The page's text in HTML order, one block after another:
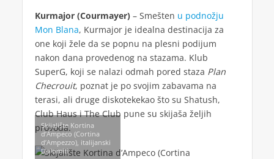
Kurmajor (Courmayer)– Smešten u podnožju
Mon Blana, Kurmajor je idealna destinacija za
one koji žele da se popnu na plesni podijum
nakon dana provedenog na stazama. Klub
SuperG, koji se nalazi odmah pored staza Plan
Checrouit, poznat je po svojim zabavama na
terasi, ali druge diskotekekao što su Shatush,
Club Haus i The Club pune su skijaša željih
provoda.
Skijalište Kortina
d’Ampeco (Cortina
d’Ampezzo), italijanski
Dolomiti